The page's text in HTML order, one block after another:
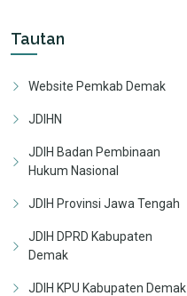
Tautan
Website Pemkab Demak
JDIHN
JDIH Badan Pembinaan
Hukum Nasional
JDIH Provinsi Jawa Tengah
JDIH DPRD Kabupaten
Demak
JDIH KPU Kabupaten Demak